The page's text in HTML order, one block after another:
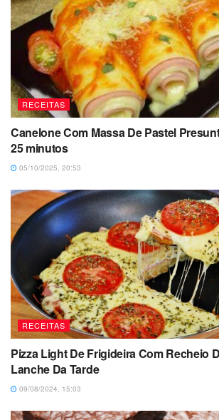
RECEITAS
Canelone Com Massa De Pastel
25 minutos
05/10/2025, 20:53
RECEITAS
Pizza Light De Frigideira Com Recheio
Lanche Da Tarde
09/08/2024, 15:03